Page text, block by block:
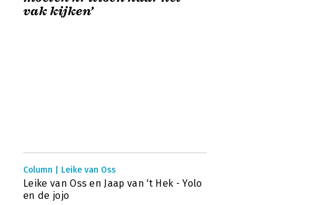
vak kijken’
Column | Leike van Oss
Leike van Oss en Jaap van 't Hek - Yolo
en de jojo